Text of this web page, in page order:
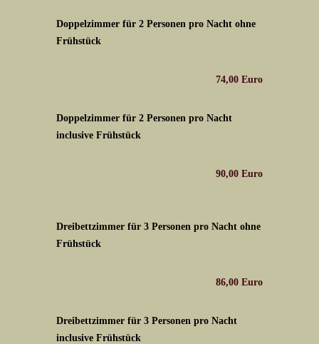
Doppelzimmer für 2 Personen pro Nacht ohne
Frühstück
74,00 Euro
Doppelzimmer für 2 Personen pro Nacht
inclusive Frühstück
90,00 Euro
Dreibettzimmer für 3 Personen pro Nacht ohne
Frühstück
86,00 Euro
Dreibettzimmer für 3 Personen pro Nacht
inclusive Frühstück